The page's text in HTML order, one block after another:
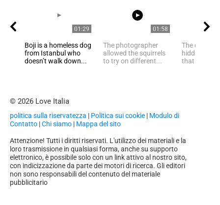
01:29
Boji is a homeless dog
from Istanbul who
doesn’t walk down...
01:58
The photographer
allowed the squirrels
to try on different...
The cat was
hidden
that even
© 2026 Love Italia
politica sulla riservatezza | Politica sui cookie | Modulo di
Contatto |Chi siamo | Mappa del sito
Attenzione! Tutti i diritti riservati. L'utilizzo dei materiali e la
loro trasmissione in qualsiasi forma, anche su supporto
elettronico, è possibile solo con un link attivo al nostro sito,
con indicizzazione da parte dei motori di ricerca. Gli editori
non sono responsabili del contenuto del materiale
pubblicitario